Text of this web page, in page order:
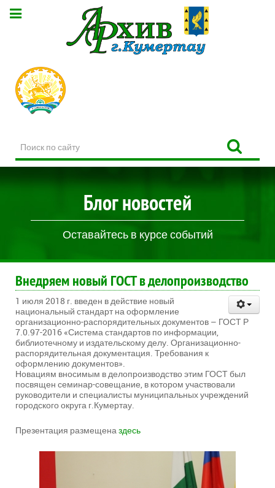
по
сайту
Блог новостей
Оставайтесь в курсе событий
Внедряем новый ГОСТ в делопроизводство
1 июля 2018 г. введен в действие новый
национальный стандарт на оформление
организационно-распорядительных документов – ГОСТ Р
7.0.97-2016 «Система стандартов по информации,
библиотечному и издательскому делу. Организационно-
распорядительная документация. Требования к
оформлению документов».
Новациям вносимым в делопроизводство этим ГОСТ был
посвящен семинар-совещание, в котором участвовали
руководители и специалисты муниципальных учреждений
городского округа г.Кумертау.
Презентация размещеназдесь